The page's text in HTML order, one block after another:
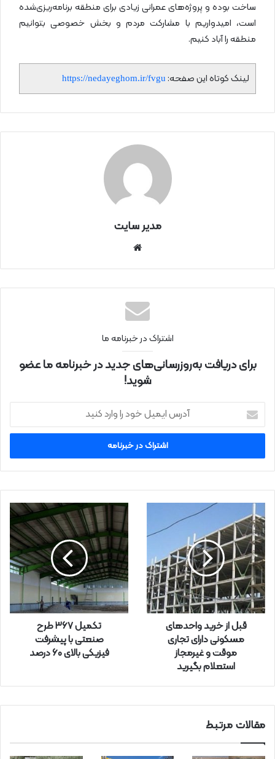
ساخت بوده و پروژه‌های عمرانی زیادی برای منطقه برنامه‌ریزی‌شده
است، امیدواریم با مشارکت مردم و بخش خصوصی بتوانیم
منطقه را آباد کنیم.
لینک کوتاه این صفحه: https://nedayeghom.ir/fvgu
مدیر سایت
نتی
اشتراک در خبرنامه ما
برای دریافت به‌روزرسانی‌های جدید در خبرنامه ما عضو
شوید!
ر
ا
ی
ل
خ
و
د
ر
ا
و
ا
ر
قبل از خرید واحدهای
مسکونی دارای تجاری
موقت و غیرمجاز
استعلام بگیرید
تکمیل ۳۶۷ طرح
صنعتی با پیشرفت
فیزیکی بالای ۶۰ درصد
مقالات مرتبط